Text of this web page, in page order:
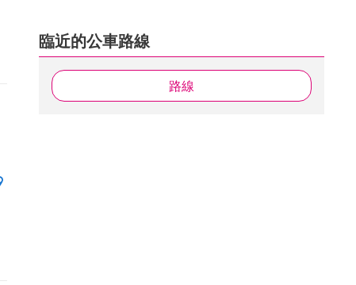
臨近的公車路線
路線